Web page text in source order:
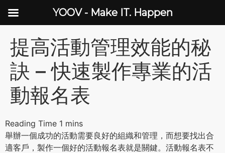
提高活動管理效能的秘
訣 – 快速製作專業的活
動報名表
舉辦一個成功的活動需要良好的組織和管理，而想要找出合
適客戶，製作一個好的活動報名表就是關鍵。活動報名表不
YOOV - Make IT. Happen